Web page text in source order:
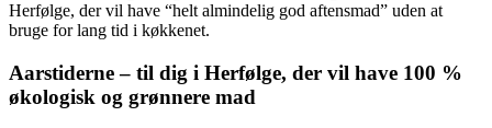
Herfølge, der vil have “helt almindelig god aftensmad” uden at
bruge for lang tid i køkkenet.
Aarstiderne – til dig i Herfølge, der vil have 100 %
økologisk og grønnere mad